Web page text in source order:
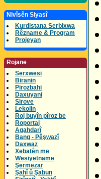
Nivîsên Siyasî
Kurdistana Serbixwa
Rêzname & Program
Projeyan
Rojane
Serxwesi
Biranin
Pirozbahi
Daxuyani
Sirove
Lekolin
Roj buyîn pîroz be
Roportaj
Agahdarî
Bang - Pêşwazî
Daxwaz
Xebatên me
Wesiyetname
Şermezar
Şahî û Şabun